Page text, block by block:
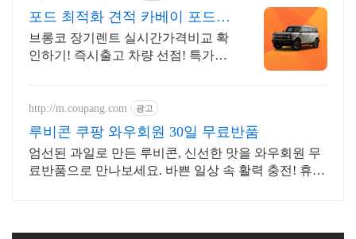
포드 최적화 견적 카베이 포드
특가차량 무료견적
브롱코 장기렌트 실시간가격비교 확
인하기! 즉시출고 차량 선점! 특가차
선점하세요.
http://m.coupang.com 광고
루비콘 쿠팡 와우회원 30일 무료반품
엄선된 과일로 만든 루비콘, 신선한 맛을 와우회원 무
료반품으로 만나보세요. 바쁜 일상 속 활력 충전! 휴대